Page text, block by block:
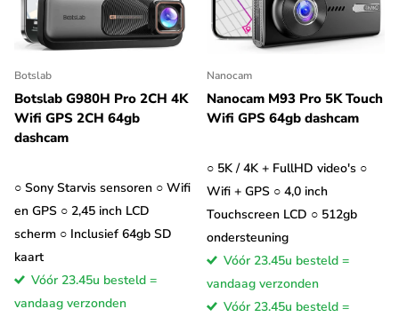
Botslab
Botslab G980H Pro 2CH 4K
Wifi GPS 2CH 64gb
dashcam
○ Sony Starvis sensoren ○ Wifi
en GPS ○ 2,45 inch LCD
scherm ○ Inclusief 64gb SD
kaart
Vóór 23.45u besteld =
vandaag verzonden
Nanocam
Nanocam M93 Pro 5K Touch
Wifi GPS 64gb dashcam
○ 5K / 4K + FullHD video's ○
Wifi + GPS ○ 4,0 inch
Touchscreen LCD ○ 512gb
ondersteuning
Vóór 23.45u besteld =
vandaag verzonden
Vóór 23.45u besteld =